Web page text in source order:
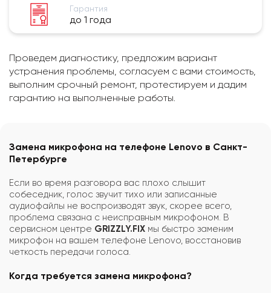
Гарантия
до 1 года
Проведем диагностику, предложим вариант
устранения проблемы, согласуем с вами стоимость,
выполним срочный ремонт, протестируем и дадим
гарантию на выполненные работы.
Замена микрофона на телефоне Lenovo в Санкт-
Петербурге
Если во время разговора вас плохо слышит
собеседник, голос звучит тихо или записанные
аудиофайлы не воспроизводят звук, скорее всего,
проблема связана с неисправным микрофоном. В
сервисном центре GRIZZLY.FIX мы быстро заменим
микрофон на вашем телефоне Lenovo, восстановив
четкость передачи голоса.
Когда требуется замена микрофона?